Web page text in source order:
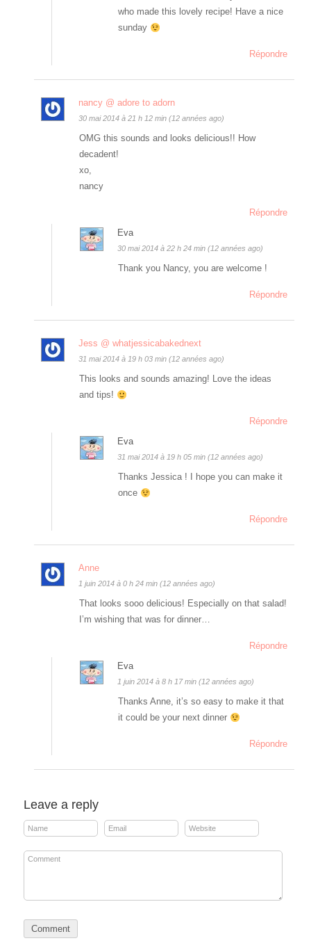
who made this lovely recipe! Have a nice
sunday
Répondre
nancy @ adore to adorn
30 mai 2014 à 21 h 12 min (12 années ago)
OMG this sounds and looks delicious!! How
decadent!
xo,
nancy
Répondre
Eva
30 mai 2014 à 22 h 24 min (12 années ago)
Thank you Nancy, you are welcome !
Répondre
Jess @ whatjessicabakednext
31 mai 2014 à 19 h 03 min (12 années ago)
This looks and sounds amazing! Love the ideas
and tips!
Répondre
Eva
31 mai 2014 à 19 h 05 min (12 années ago)
Thanks Jessica ! I hope you can make it
once
Répondre
Anne
1 juin 2014 à 0 h 24 min (12 années ago)
That looks sooo delicious! Especially on that salad!
I’m wishing that was for dinner…
Répondre
Eva
1 juin 2014 à 8 h 17 min (12 années ago)
Thanks Anne, it’s so easy to make it that
it could be your next dinner
Répondre
Leave a reply